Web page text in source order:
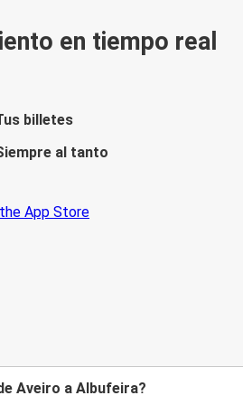
en tiempo real
billetes
al tanto
Aveiro a Albufeira?